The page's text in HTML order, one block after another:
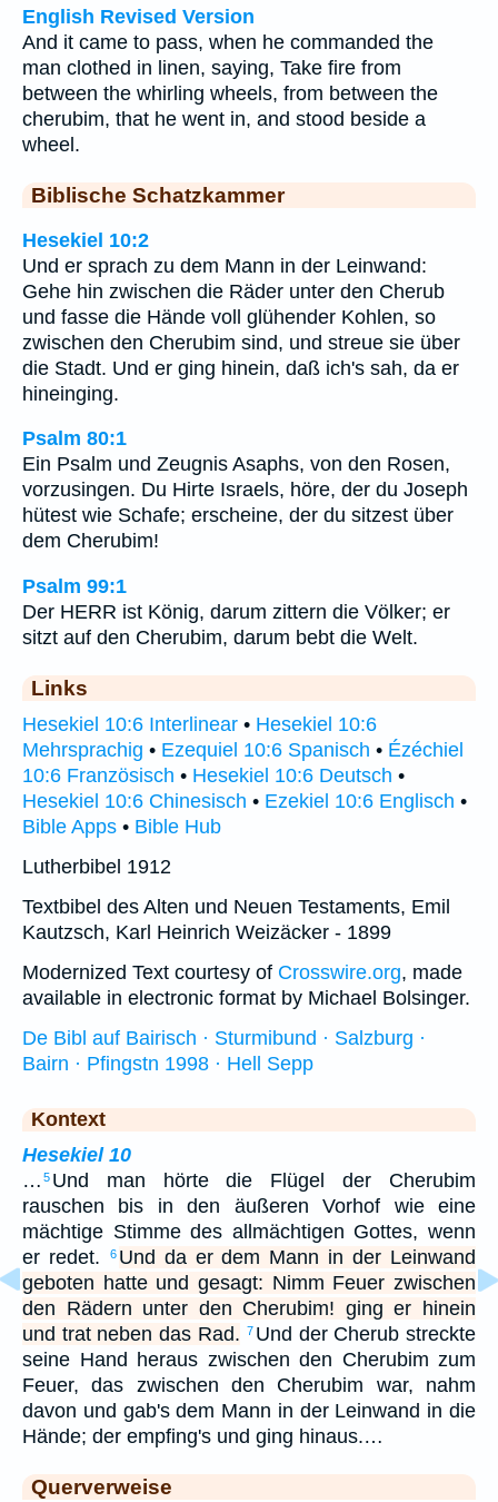
English Revised Version
And it came to pass, when he commanded the
man clothed in linen, saying, Take fire from
between the whirling wheels, from between the
cherubim, that he went in, and stood beside a
wheel.
Biblische Schatzkammer
Hesekiel 10:2
Und er sprach zu dem Mann in der Leinwand:
Gehe hin zwischen die Räder unter den Cherub
und fasse die Hände voll glühender Kohlen, so
zwischen den Cherubim sind, und streue sie über
die Stadt. Und er ging hinein, daß ich's sah, da er
hineinging.
Psalm 80:1
Ein Psalm und Zeugnis Asaphs, von den Rosen,
vorzusingen. Du Hirte Israels, höre, der du Joseph
hütest wie Schafe; erscheine, der du sitzest über
dem Cherubim!
Psalm 99:1
Der HERR ist König, darum zittern die Völker; er
sitzt auf den Cherubim, darum bebt die Welt.
Links
Hesekiel 10:6 Interlinear • Hesekiel 10:6
Mehrsprachig • Ezequiel 10:6 Spanisch • Ézéchiel
10:6 Französisch • Hesekiel 10:6 Deutsch •
Hesekiel 10:6 Chinesisch • Ezekiel 10:6 Englisch •
Bible Apps • Bible Hub
Lutherbibel 1912
Textbibel des Alten und Neuen Testaments, Emil
Kautzsch, Karl Heinrich Weizäcker - 1899
Modernized Text courtesy of Crosswire.org, made
available in electronic format by Michael Bolsinger.
De Bibl auf Bairisch · Sturmibund · Salzburg ·
Bairn · Pfingstn 1998 · Hell Sepp
Kontext
Hesekiel 10
… 5 Und man hörte die Flügel der Cherubim
rauschen bis in den äußeren Vorhof wie eine
mächtige Stimme des allmächtigen Gottes, wenn
er redet.
6 Und da er dem Mann in der Leinwand
geboten hatte und gesagt: Nimm Feuer zwischen
den Rädern unter den Cherubim! ging er hinein
und trat neben das Rad. 7 Und der Cherub streckte
seine Hand heraus zwischen den Cherubim zum
Feuer, das zwischen den Cherubim war, nahm
davon und gab's dem Mann in der Leinwand in die
Hände; der empfing's und ging hinaus.…
Querverweise